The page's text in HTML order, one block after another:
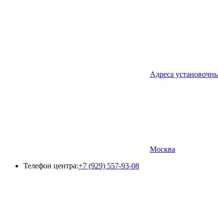
Адреса
Москва
Телефон центра:+7 (929) 557-93-08